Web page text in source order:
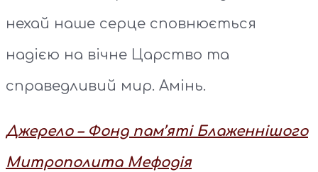
нехай наше серце сповнюється
надією на вічне Царство та
справедливий мир. Амінь.
Джерело – Фонд пам’яті Блаженнішого
Митрополита Мефодія